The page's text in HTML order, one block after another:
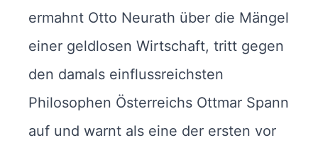
ermahnt Otto Neurath über die Mängel
einer geldlosen Wirtschaft, tritt gegen
den damals einflussreichsten
Philosophen Österreichs Ottmar Spann
auf und warnt als eine der ersten vor